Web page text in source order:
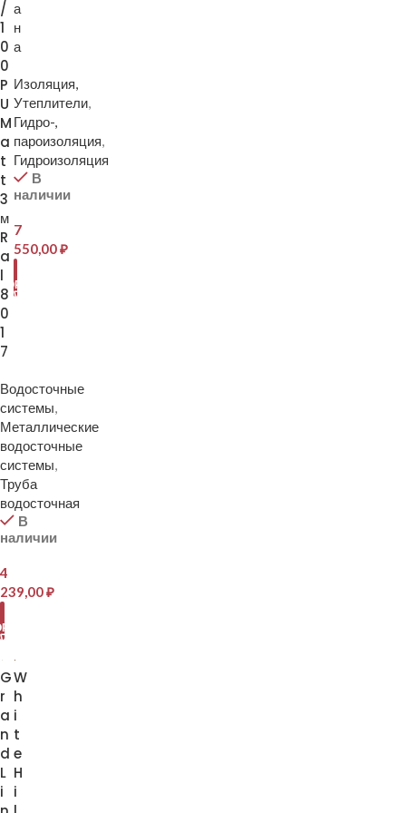
/
1
0
0
P
U
M
a
t
t
3
м
R
a
l
8
0
1
7
Водосточные
системы,
Металлические
водосточные
системы,
Труба
водосточная
В
наличии
4
239,00₽
а
н
а
Изоляция,
Утеплители,
Гидро-,
пароизоляция,
Гидроизоляция
В
наличии
7
550,00₽
КОРЗИНУ
G
r
a
n
d
L
i
W
h
i
t
e
H
i